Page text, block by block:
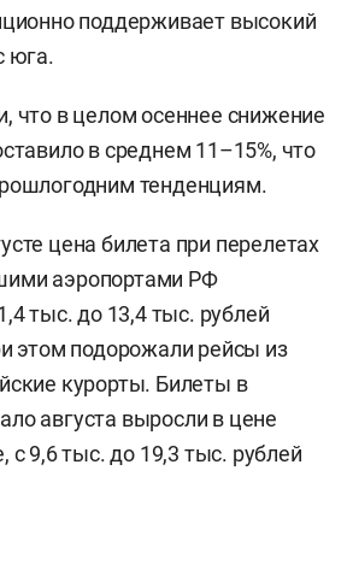
поддерживает высокий
юга.
что в целом осеннее снижение
в среднем 11–15%, что
тенденциям.
цена билета при перелетах
аэропортами РФ
тыс. до 13,4 тыс. рублей
этом подорожали рейсы из
курорты. Билеты в
августа выросли в цене
с 9,6 тыс. до 19,3 тыс. рублей